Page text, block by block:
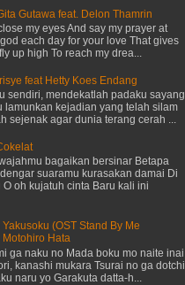
Gutawa feat. Delon Thamrin
my eyes And say my prayer at
each day for your love That gives
up high To reach my drea...
feat Hetty Koes Endang
sendiri, mendekatlah padaku sayang
lamunkan kejadian yang telah silam
sejenak agar dunia terang cerah ...
bagaikan bersinar Betapa
suaramu kurasakan damai Di
oh kujatuh cinta Baru kali ini
(OST Stand By Me
Motohiro Hata
ga naku no Mada boku mo naite inai
kanashi mukara Tsurai no ga dotchi
naru yo Garakuta datta-h...